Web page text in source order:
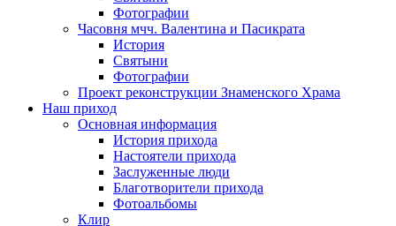
Фотографии
Часовня мчч. Валентина и Пасикрата
История
Святыни
Фотографии
Проект реконструкции Знаменского Храма
Наш приход
Основная информация
История прихода
Настоятели прихода
Заслуженные люди
Благотворители прихода
Фотоальбомы
Клир